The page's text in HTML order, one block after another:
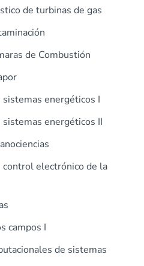
de turbinas de gas
de Combustión
energéticos I
energéticos II
control electrónico de la
campos I
de sistemas